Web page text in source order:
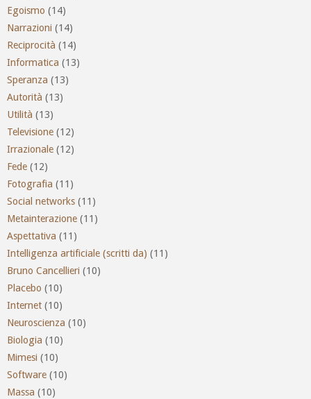
Egoismo (14)
Narrazioni (14)
Reciprocità (14)
Informatica (13)
Speranza (13)
Autorità (13)
Utilità (13)
Televisione (12)
Irrazionale (12)
Fede (12)
Fotografia (11)
Social networks (11)
Metainterazione (11)
Aspettativa (11)
Intelligenza artificiale (scritti da) (11)
Bruno Cancellieri (10)
Placebo (10)
Internet (10)
Neuroscienza (10)
Biologia (10)
Mimesi (10)
Software (10)
Massa (10)